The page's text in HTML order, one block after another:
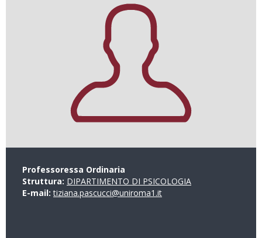
Professoressa Ordinaria
Struttura: DIPARTIMENTO DI PSICOLOGIA
E-mail:tiziana.pascucci@uniroma1.it